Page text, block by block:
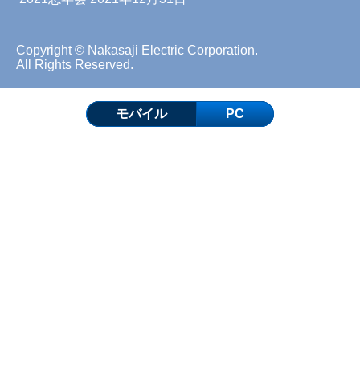
Copyright © Nakasaji Electric Corporation.
All Rights Reserved.
モバイル PC